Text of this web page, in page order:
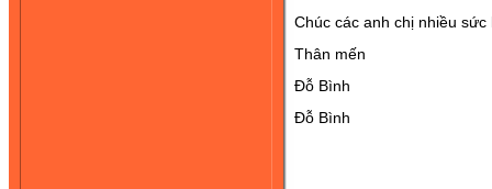
Chúc các anh chị nhiều
Thân mến
Đỗ Bình
Đỗ Bình